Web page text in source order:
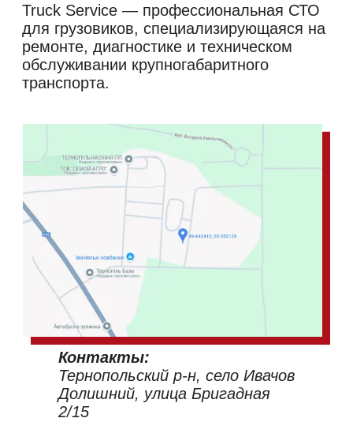
Truck Service — профессиональная СТО
для грузовиков, специализирующаяся на
ремонте, диагностике и техническом
обслуживании крупногабаритного
транспорта.
Контакты:
Тернопольский р-н, село Ивачов
Долишний, улица Бригадная
2/15